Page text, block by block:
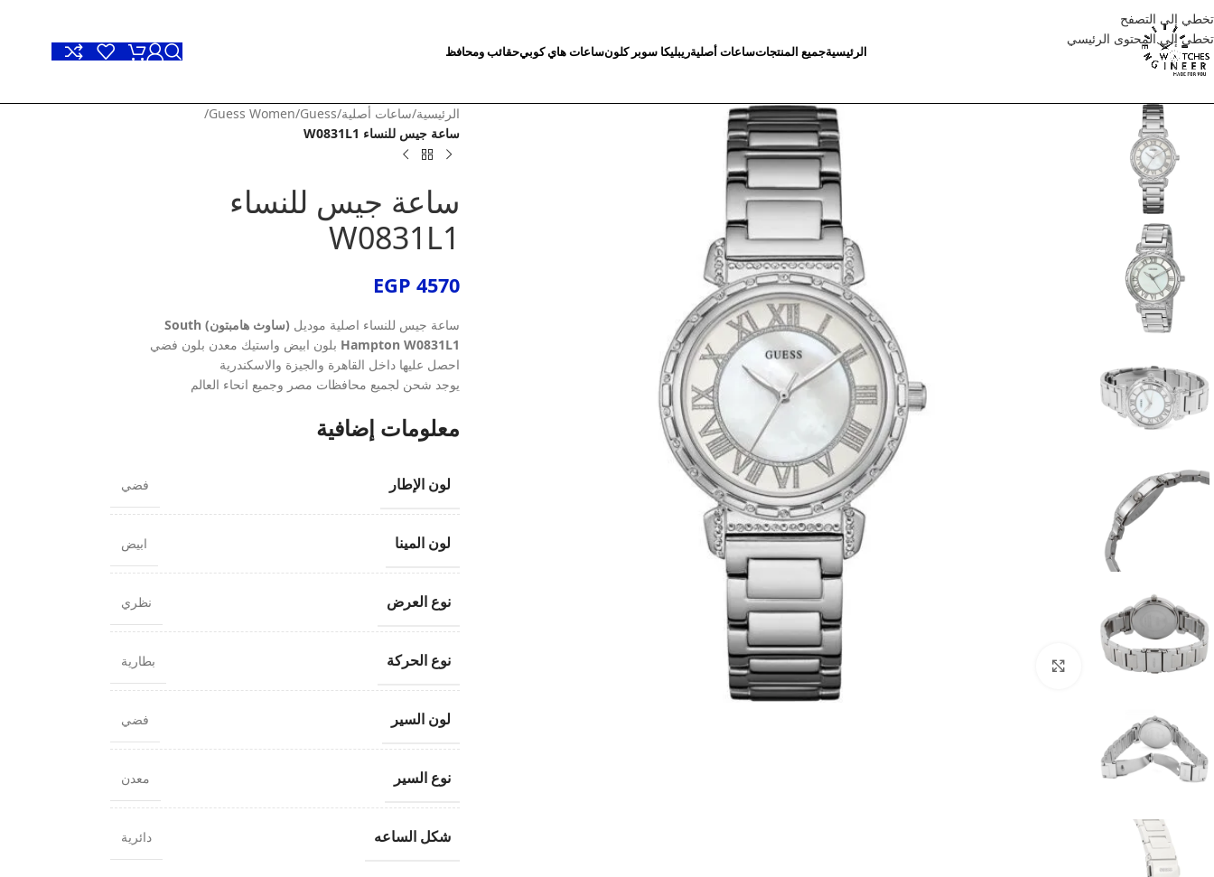
تخطي إلى التصفح
تخطي إلى المحتوى الرئيسي
الرئيسيةجميع المنتجاتساعات أصليةريبليكا سوبر كلونساعات هاي كوبيحقائب ومحافظ
الرئيسية/ساعات أصلية/
Guess
/
Guess Women
/
ساعة جيس للنساء W0831L1
ساعة جيس للنساء
W0831L1
EGP 4570
ساعة جيس للنساء اصلية موديل
(ساوث هامبتون) South
Hampton W0831L1 بلون ابيض واستيك معدن بلون فضي
احصل عليها داخل القاهرة والجيزة والاسكندرية
يوجد شحن لجميع محافظات مصر وجميع انحاء العالم
معلومات إضافية
لون الإطار فضي
لون المينا ابيض
نوع العرض نظري
نوع الحركة بطارية
لون السير فضي
نوع السير معدن
شكل الساعه دائرية